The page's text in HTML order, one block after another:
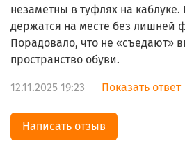
незаметны в туфлях на каблуке.
держатся на месте без лишней
Порадовало, что не «съедают»
пространство обуви.
12.11.2025 19:23 Показать ответ
Написать отзыв